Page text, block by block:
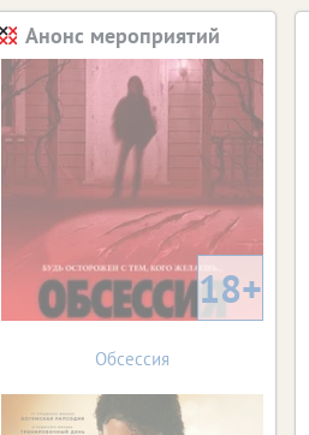
Анонс мероприятий
18+
Обсессия